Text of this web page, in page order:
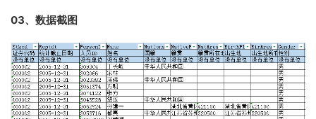
03、数据截图